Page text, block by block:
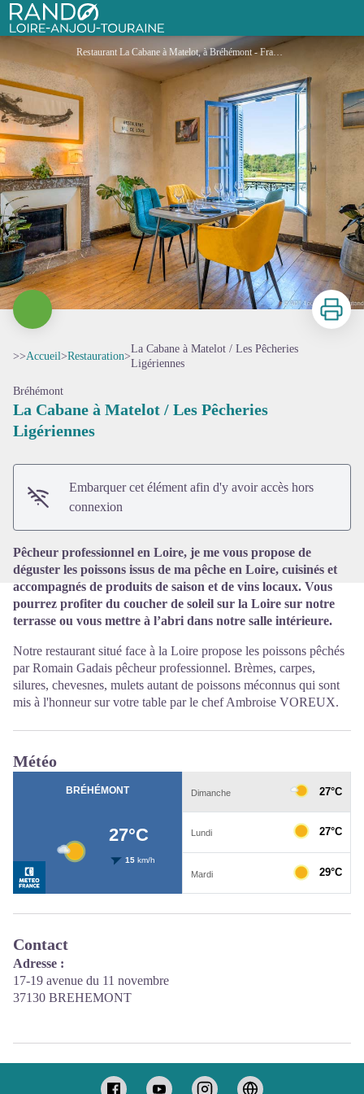
Rando Loire-Anjou-Touraine
La Cabane à Matelot / Les Pêcheries Ligériennes
Restaurant La Cabane à Matelot, à Bréhémont - France - ADT Touraine / Jean-Christophe Coutand
Imprimer
>>Accueil>Restauration>
La Cabane à Matelot / Les Pêcheries
Ligériennes
Bréhémont
La Cabane à Matelot / Les Pêcheries
Ligériennes
Embarquer cet élément afin d'y avoir accès hors
connexion
Pêcheur professionnel en Loire, je me vous propose de
déguster les poissons issus de ma pêche en Loire, cuisinés et
accompagnés de produits de saison et de vins locaux. Vous
pourrez profiter du coucher de soleil sur la Loire sur notre
terrasse ou vous mettre à l’abri dans notre salle intérieure.
Notre restaurant situé face à la Loire propose les poissons pêchés
par Romain Gadais pêcheur professionnel. Brèmes, carpes,
silures, chevesnes, mulets autant de poissons méconnus qui sont
mis à l'honneur sur votre table par le chef Ambroise VOREUX.
Météo
Contact
Adresse :
17-19 avenue du 11 novembre
37130 BREHEMONT